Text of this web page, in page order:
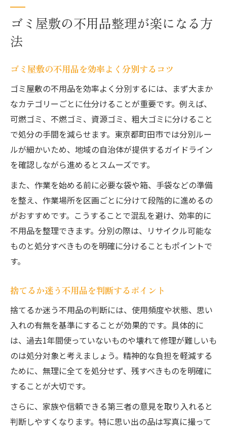
ゴミ屋敷の不用品整理が楽になる方
法
ゴミ屋敷の不用品を効率よく分別するコツ
ゴミ屋敷の不用品を効率よく分別するには、まず大まか
なカテゴリーごとに仕分けることが重要です。例えば、
可燃ゴミ、不燃ゴミ、資源ゴミ、粗大ゴミに分けること
で処分の手間を減らせます。東京都町田市では分別ルー
ルが細かいため、地域の自治体が提供するガイドライン
を確認しながら進めるとスムーズです。
また、作業を始める前に必要な袋や箱、手袋などの準備
を整え、作業場所を区画ごとに分けて段階的に進めるの
がおすすめです。こうすることで混乱を避け、効率的に
不用品を整理できます。分別の際は、リサイクル可能な
ものと処分すべきものを明確に分けることもポイントで
す。
捨てるか迷う不用品を判断するポイント
捨てるか迷う不用品の判断には、使用頻度や状態、思い
入れの有無を基準にすることが効果的です。具体的に
は、過去1年間使っていないものや壊れて修理が難しいも
のは処分対象と考えましょう。精神的な負担を軽減する
ために、無理に全てを処分せず、残すべきものを明確に
することが大切です。
さらに、家族や信頼できる第三者の意見を取り入れると
判断しやすくなります。特に思い出の品は写真に撮って